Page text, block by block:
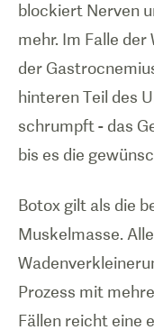
blockiert Nerven
mehr. Im Falle
der
hinteren Teil des
schrumpft - das
bis es die
Botox gilt als die
Muskelmasse.
Prozess mit
Fällen reicht eine